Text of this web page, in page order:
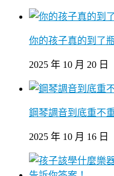
你的孩子真的到了
2025 年 10 月 20 日
鋼琴調音到底重不
2025 年 10 月 16 日